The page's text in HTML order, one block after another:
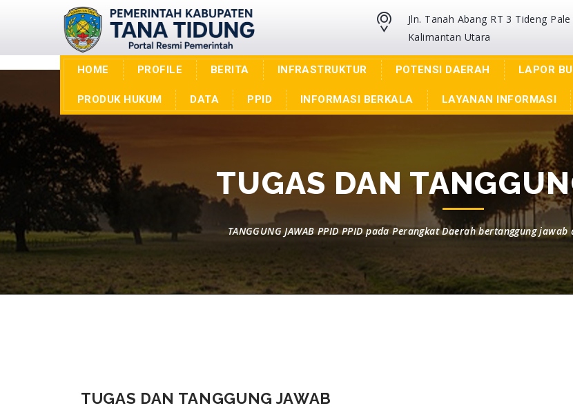
Jln. Tanah Abang RT 3 Tideng
Kalimantan Utara
HOME PROFILE BERITA INFRASTRUKTUR POTENSI DAERAH LAPOR
PRODUK HUKUM DATA PPID INFORMASI BERKALA LAYANAN INFORMASI
TUGAS DAN
TANGGUNG JAWAB PPID PPID pada Perangkat Daerah bertanggung
TUGAS DAN TANGGUNG JAWAB